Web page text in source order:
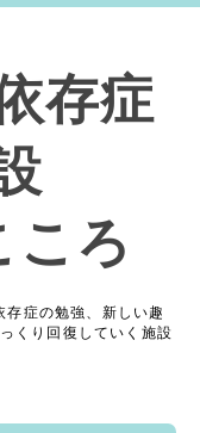
存症
ころ
症の勉強、新しい趣
くり回復していく施設